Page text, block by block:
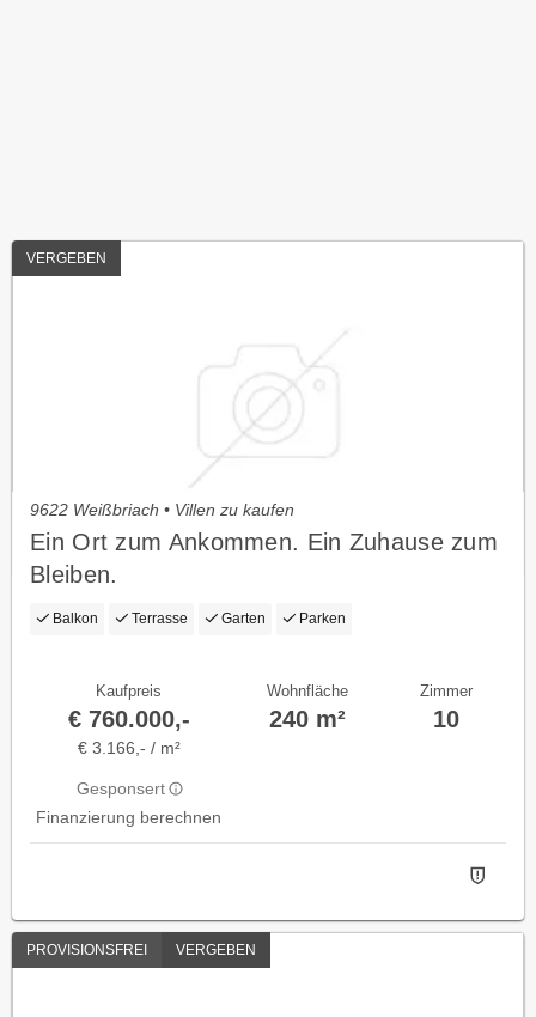
VERGEBEN
9622 Weißbriach • Villen zu kaufen
Ein Ort zum Ankommen. Ein Zuhause zum
Bleiben.
Balkon Terrasse Garten Parken
Kaufpreis
€ 760.000,-
€ 3.166,- / m²
Gesponsert
Finanzierung berechnen
Wohnfläche
240 m²
Zimmer
10
PROVISIONSFREI VERGEBEN